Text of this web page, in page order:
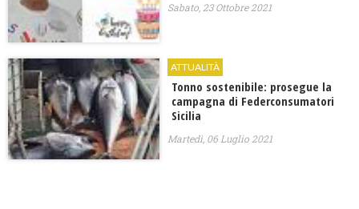
Sabato, 23 Ottobre 2021
ATTUALITÀ
Tonno sostenibile: prosegue la
campagna di Federconsumatori
Sicilia
Martedì, 06 Luglio 2021